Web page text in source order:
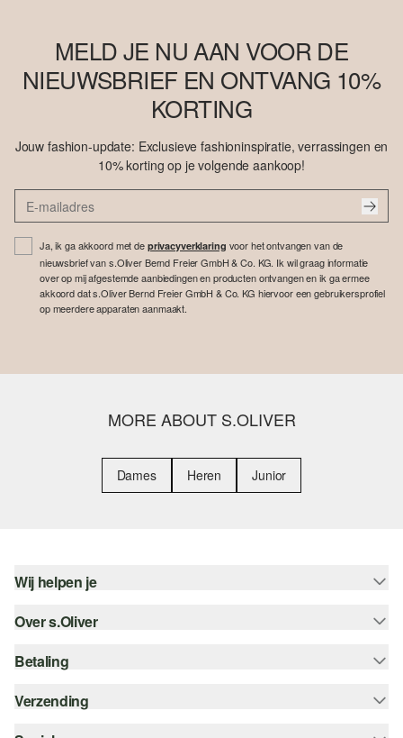
MELD JE NU AAN VOOR DE
NIEUWSBRIEF EN ONTVANG 10%
KORTING
Jouw fashion-update: Exclusieve fashioninspiratie, verrassingen en
10% korting op je volgende aankoop!
Ja, ik ga akkoord met de privacyverklaring voor het ontvangen van de
nieuwsbrief van s.Oliver Bernd Freier GmbH & Co. KG. Ik wil graag informatie
over op mij afgestemde aanbiedingen en producten ontvangen en ik ga ermee
akkoord dat s.Oliver Bernd Freier GmbH & Co. KG hiervoor een gebruikersprofiel
op meerdere apparaten aanmaakt.
MORE ABOUT S.OLIVER
Dames Heren Junior
Wij helpen je
Help - FAQ
Maattabel
Top categorieën
Over s.Oliver
Nieuwsbrief
s.Oliver Card
Betaling
Koop op rekening
Creditcard
Verzending